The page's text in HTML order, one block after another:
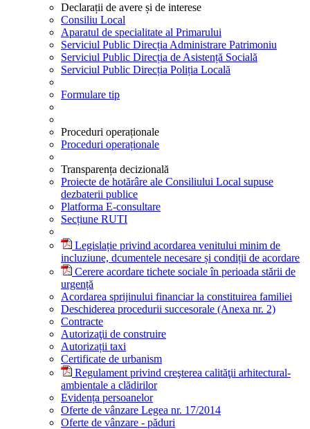
Declarații de avere și de interese
Consiliu Local
Aparatul de specialitate al Primarului
Serviciul Public Direcția Administrare Patrimoniu
Serviciul Public Direcția de Asistență Socială
Serviciul Public Direcția Poliția Locală
Formulare tip
Proceduri operaționale
Proceduri operaționale
Transparența decizională
Proiecte de hotărâre ale Consiliului Local supuse
dezbaterii publice
Platforma E-consultare
Secțiune RUTI
Legislație privind acordarea venitului minim de
incluziune, dcumentele necesare și condiții de acordare
Cerere acordare tichete sociale în perioada stării de
urgență
Acordarea sprijinului financiar la constituirea familiei
Deschiderea procedurii succesorale (Anexa nr. 2)
Contracte
Autorizaţii de construire
Autorizații taxi
Certificate de urbanism
Regulament privind creşterea calităţii arhitectural-
ambientale a clădirilor
Evidența persoanelor
Oferte de vânzare Legea nr. 17/2014
Oferte de vânzare - păduri